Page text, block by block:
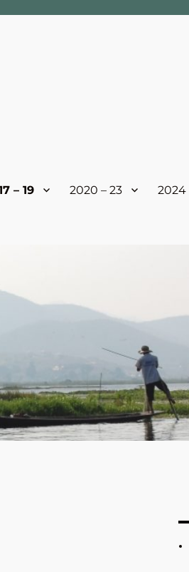
– 19 2020 – 23 2024